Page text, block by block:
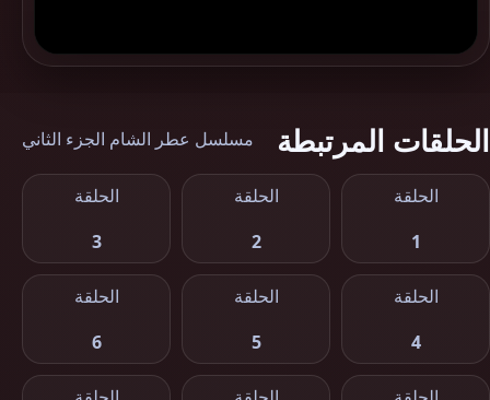
الحلقات المرتبطة مسلسل عطر الشام الجزء الثاني
الحلقة
1
الحلقة
2
الحلقة
3
الحلقة
4
الحلقة
5
الحلقة
6